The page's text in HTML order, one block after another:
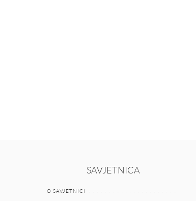
SAVJETNICA
O SAVJETNICI